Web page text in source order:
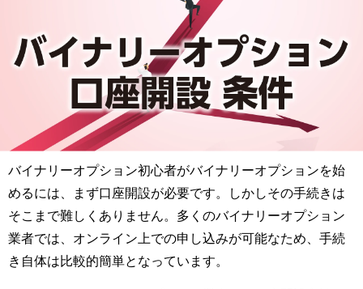
バイナリーオプション初心者がバイナリーオプションを始
めるには、まず口座開設が必要です。しかしその手続きは
そこまで難しくありません。多くのバイナリーオプション
業者では、オンライン上での申し込みが可能なため、手続
き自体は比較的簡単となっています。